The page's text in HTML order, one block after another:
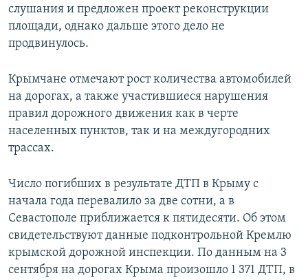
слушания и предложен проект реконструкции
площади, однако дальше этого дело не
продвинулось.
Крымчане отмечают рост количества автомобилей
на дорогах, а также участившиеся нарушения
правил дорожного движения как в черте
населенных пунктов, так и на междугородних
трассах.
Число погибших в результате ДТП в Крыму с
начала года перевалило за две сотни, а в
Севастополе приближается к пятидесяти. Об этом
свидетельствуют данные подконтрольной Кремлю
крымской дорожной инспекции. По данным на 3
сентября на дорогах Крыма произошло 1 371 ДТП, в